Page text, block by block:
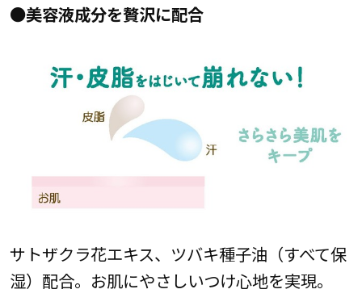
●美容液成分を贅沢に配合
サトザクラ花エキス、ツバキ種子油（すべて保
湿）配合。お肌にやさしいつけ心地を実現。